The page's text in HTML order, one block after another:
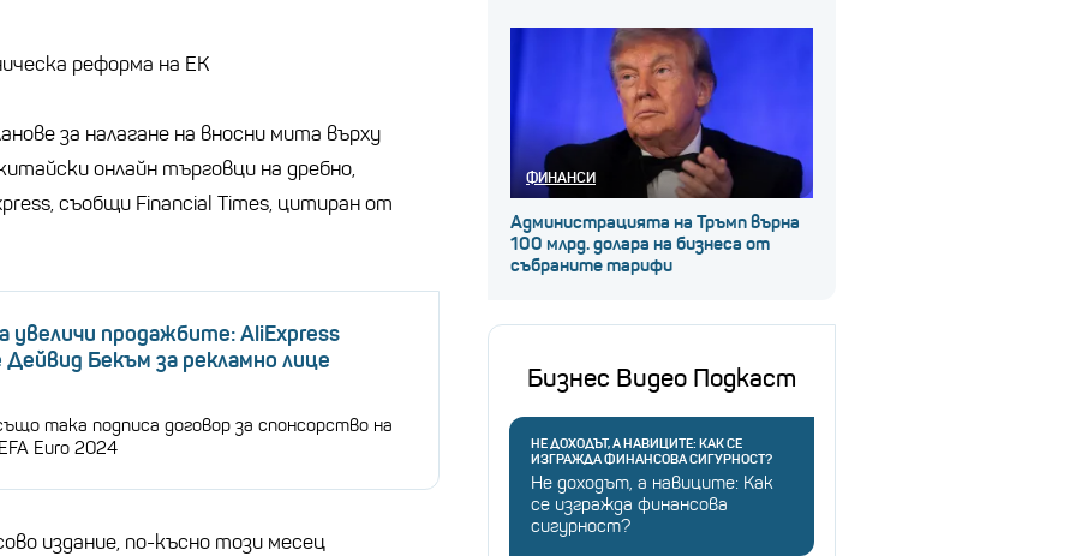
реформа на ЕК
за налагане на вносни мита върху
онлайн търговци на дребно,
съобщи Financial Times, цитиран от
увеличи продажбите: AliExpress
Дейвид Бекъм за рекламно лице
така подписа договор за спонсорство на
Euro 2024
издание, по-късно този месец
ФИНАНСИ
Администрацията на Тръмп върна
100 млрд. долара на бизнеса от
събраните тарифи
Бизнес Видео Подкаст
НЕ ДОХОДЪТ, А НАВИЦИТЕ: КАК СЕ
ИЗГРАЖДА ФИНАНСОВА СИГУРНОСТ?
Не доходът, а навиците: Как
се изгражда финансова
сигурност?